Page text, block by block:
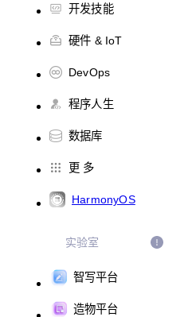
开发技能
硬件 & IoT
DevOps
程序人生
数据库
更 多
HarmonyOS
实验室
智写平台
造物平台